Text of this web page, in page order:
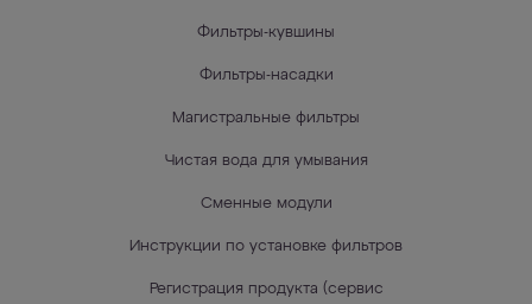
Фильтры-кувшины
Фильтры-насадки
Магистральные фильтры
Чистая вода для умывания
Сменные модули
Инструкции по установке фильтров
Регистрация продукта (сервис